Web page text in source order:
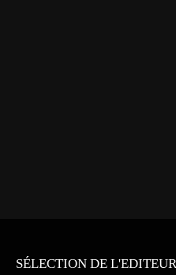
SÉLECTION DE L'EDITEUR